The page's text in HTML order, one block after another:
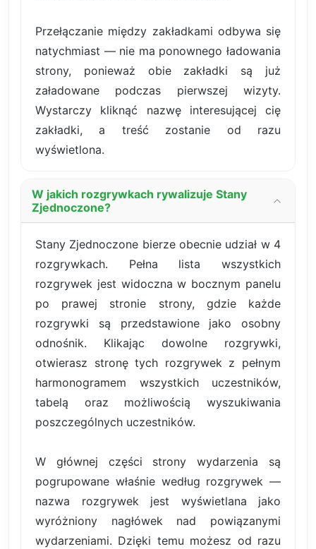
Przełączanie między zakładkami odbywa się
natychmiast — nie ma ponownego ładowania
strony, ponieważ obie zakładki są już
załadowane podczas pierwszej wizyty.
Wystarczy kliknąć nazwę interesującej cię
zakładki, a treść zostanie od razu
wyświetlona.
W jakich rozgrywkach rywalizuje Stany
Zjednoczone?
Stany Zjednoczone bierze obecnie udział w 4
rozgrywkach. Pełna lista wszystkich
rozgrywek jest widoczna w bocznym panelu
po prawej stronie strony, gdzie każde
rozgrywki są przedstawione jako osobny
odnośnik. Klikając dowolne rozgrywki,
otwierasz stronę tych rozgrywek z pełnym
harmonogramem wszystkich uczestników,
tabelą oraz możliwością wyszukiwania
poszczególnych uczestników.
W głównej części strony wydarzenia są
pogrupowane właśnie według rozgrywek —
nazwa rozgrywek jest wyświetlana jako
wyróżniony nagłówek nad powiązanymi
wydarzeniami. Dzięki temu możesz od razu